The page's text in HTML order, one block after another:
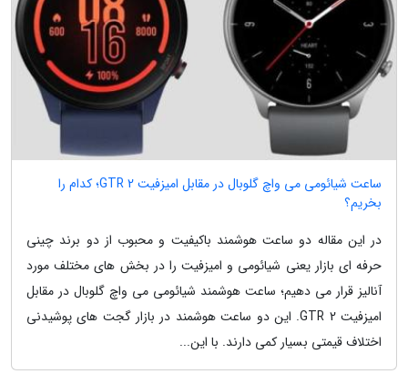
ساعت شیائومی می واچ گلوبال در مقابل امیزفیت GTR 2؛ کدام را
بخریم؟
در این مقاله دو ساعت هوشمند باکیفیت و محبوب از دو برند چینی
حرفه ای بازار یعنی شیائومی و امیزفیت را در بخش های مختلف مورد
آنالیز قرار می دهیم؛ ساعت هوشمند شیائومی می واچ گلوبال در مقابل
امیزفیت GTR 2. این دو ساعت هوشمند در بازار گجت های پوشیدنی
اختلاف قیمتی بسیار کمی دارند. با این...